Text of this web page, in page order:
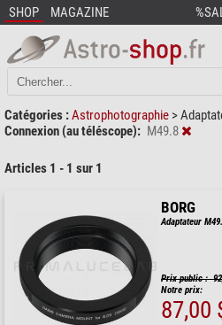
SHOP MAGAZINE
Catégories :Astrophotographie >
Connexion (au téléscope): M49.8
Articles 1 - 1 sur 1
BORG
Adaptateur
Prix public :
Notre prix:
87,00